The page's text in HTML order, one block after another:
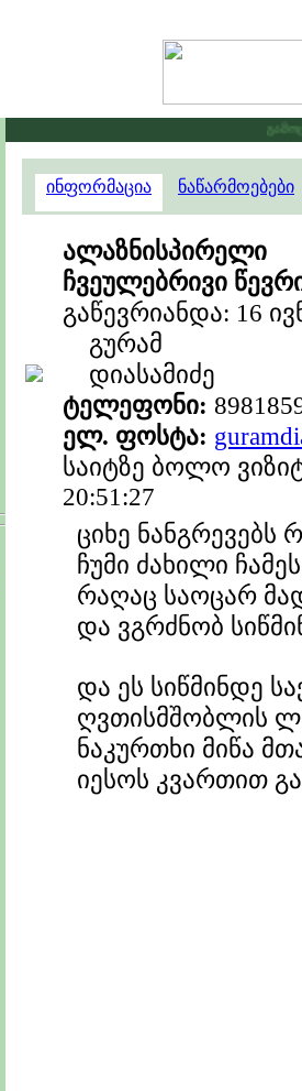
ინფორმაცია ნაწარმოებები
ალაზნისპირელი
ჩვეულებრივი
გაწევრიანდა: 16
გურამ
დიასამიძე
ტელეფონი:
ელ. ფოსტა:
საიტზე ბოლო
20:51:27
ციხე ნანგრევებს
ჩუმი ძახილი
რაღაც საოცარ
და ვგრძნობ
და ეს სიწმინდე
ღვთისმშობლის
ნაკურთხი მიწა
იესოს კვართით